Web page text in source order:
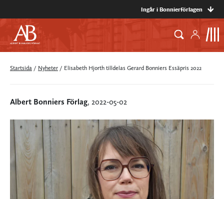
Ingår i Bonnierförlagen
Startsida / Nyheter / Elisabeth Hjorth tilldelas Gerard Bonniers Essäpris 2022
Albert Bonniers Förlag, 2022-05-02